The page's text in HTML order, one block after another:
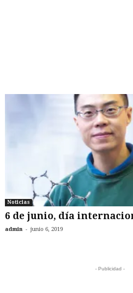
Noticias
6 de junio, día
admin - junio 6, 2019
- Publicidad -